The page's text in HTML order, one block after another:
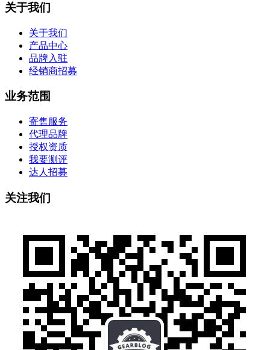
关于我们
关于我们
产品中心
品牌入驻
经销商招募
业务范围
寄售服务
代理品牌
授权资质
我要测评
达人招募
关注我们